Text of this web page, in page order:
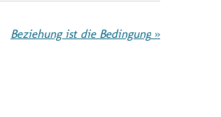
Beziehung ist die Bedingung »